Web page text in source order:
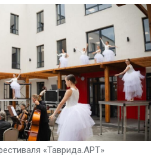
«Таврида.АРТ»